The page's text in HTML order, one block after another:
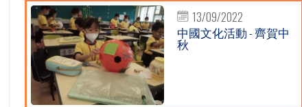
13/09/2022
中國文化活動 - 齊賀中
秋